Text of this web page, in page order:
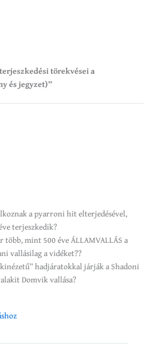
törekvései a
és jegyzet)”
a pyarroni hit elterjedésével,
terjeszkedik?
több, mint 500 éve ÁLLAMVALLÁS a
vallásilag a vidéket??
hadjáratokkal járják a Shadoni
Domvik vallása?